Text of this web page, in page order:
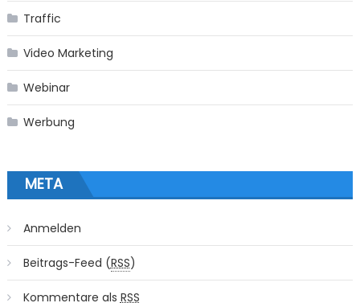
Traffic
Video Marketing
Webinar
Werbung
META
Anmelden
Beitrags-Feed (RSS)
Kommentare als RSS